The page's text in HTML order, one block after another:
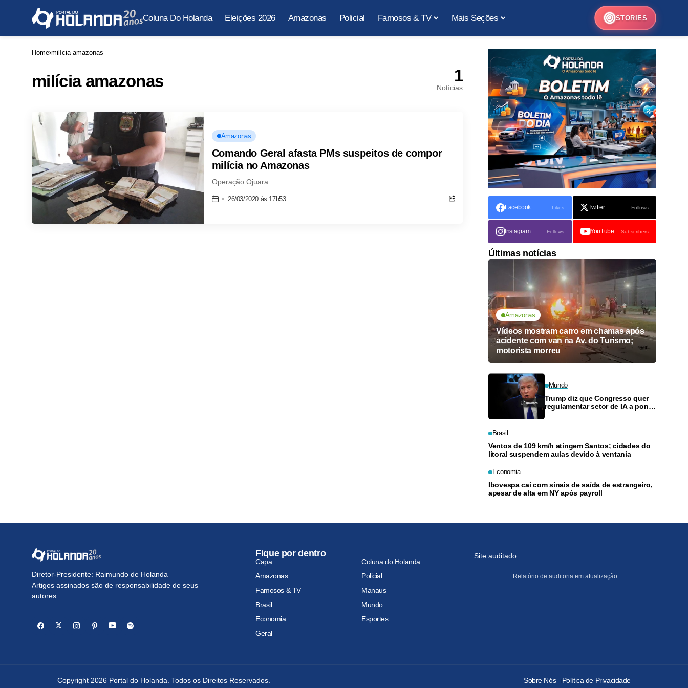
Coluna Do Holanda Eleições 2026 Amazonas Policial Famosos & TV Mais Seções STORIES
Home milícia amazonas
milícia amazonas 1
Notícias
Amazonas
Comando Geral afasta PMs suspeitos de compor
milícia no Amazonas
Operação Ojuara
26/03/2020 às 17h53
Facebook Likes Twitter Follows
Instagram Follows YouTube Subscribers
Últimas notícias
Amazonas
Vídeos mostram carro em chamas após
acidente com van na Av. do Turismo;
motorista morreu
Mundo
Trump diz que Congresso quer
regulamentar setor de IA a ponto
Brasil
Ventos de 109 km/h atingem Santos; cidades do
litoral suspendem aulas devido à ventania
Economia
Ibovespa cai com sinais de saída de estrangeiro,
apesar de alta em NY após payroll
Diretor-Presidente: Raimundo de Holanda
Artigos assinados são de responsabilidade de seus
autores.
Fique por dentro
Capa
Coluna do Holanda
Amazonas
Policial
Famosos & TV
Manaus
Brasil
Mundo
Economia
Esportes
Geral
Site auditado
Relatório de auditoria em atualização
Copyright 2026 Portal do Holanda. Todos os Direitos Reservados. Sobre Nós Política de Privacidade